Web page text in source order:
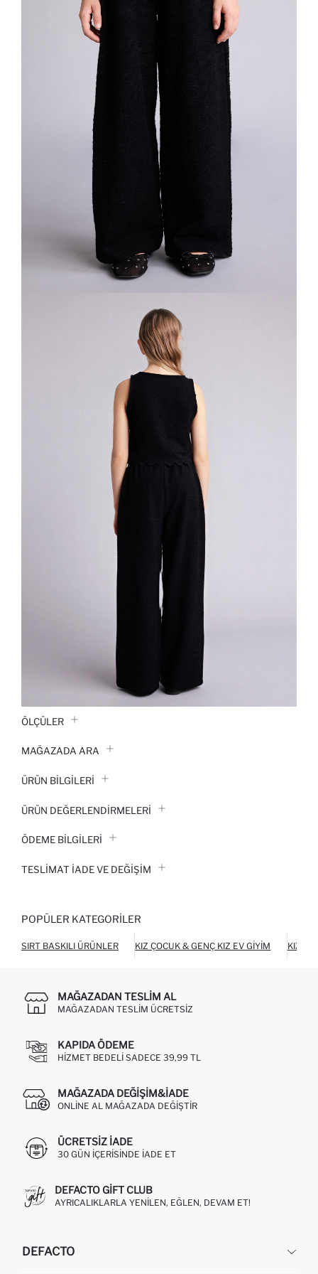
ÖLÇÜLER
MAĞAZADA ARA
ÜRÜN BILGILERI
ÜRÜN DEĞERLENDİRMELERİ
ÖDEME BİLGİLERİ
TESLIMAT İADE VE DEĞIŞIM
POPÜLER KATEGORILER
SIRT BASKILI ÜRÜNLER KIZ ÇOCUK & GENÇ KIZ EV GIYIM KIZ
MAĞAZADAN TESLIM AL
MAĞAZADAN TESLIM ÜCRETSIZ
KAPIDA ÖDEME
HIZMET BEDELI SADECE 39,99 TL
MAĞAZADA DEĞIŞIM&İADE
ONLINE AL MAĞAZADA DEĞIŞTIR
ÜCRETSIZ IADE
30 GÜN IÇERISINDE IADE ET
DEFACTO GIFT CLUB
AYRICALIKLARLA YENILEN, EĞLEN, DEVAM ET!
DEFACTO